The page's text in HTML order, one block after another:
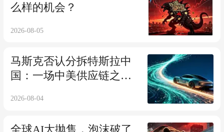
么样的机会？
2026-08-05
马斯克否认分拆特斯拉中
国：一场中美供应链之间
2026-08-04
全球AI大抛售，泡沫破了